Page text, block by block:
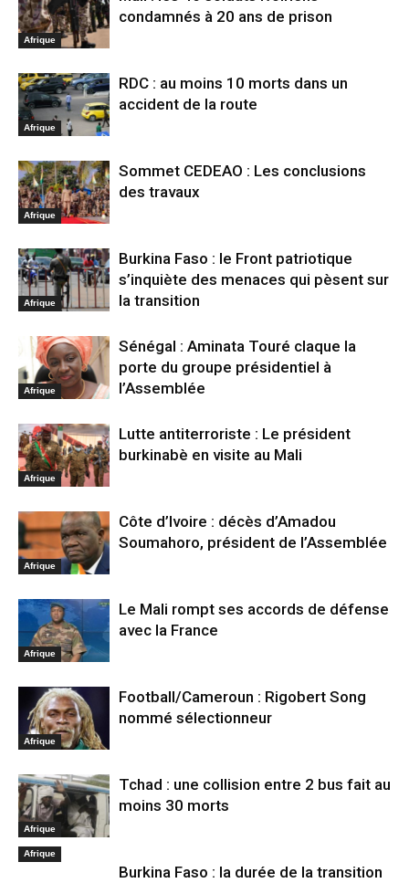
Afrique
condamnés à 20 ans de prison
Afrique
RDC : au moins 10 morts dans un
accident de la route
Afrique
Sommet CEDEAO : Les conclusions
des travaux
Afrique
Burkina Faso : le Front patriotique
s’inquiète des menaces qui pèsent sur
la transition
Afrique
Sénégal : Aminata Touré claque la
porte du groupe présidentiel à
l’Assemblée
Afrique
Lutte antiterroriste : Le président
burkinabè en visite au Mali
Afrique
Côte d’Ivoire : décès d’Amadou
Soumahoro, président de l’Assemblée
Afrique
Le Mali rompt ses accords de défense
avec la France
Afrique
Football/Cameroun : Rigobert Song
nommé sélectionneur
Afrique
Tchad : une collision entre 2 bus fait au
moins 30 morts
Afrique
Burkina Faso : la durée de la transition